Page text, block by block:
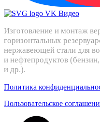
Изготовление и монтаж
горизонтальных
нержавеющей стали для
и нефтепродуктов
и др.).
Политика
Пользовательское